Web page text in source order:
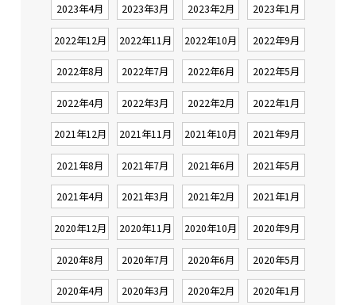
2023年4月 2023年3月 2023年2月 2023年1月
2022年12月 2022年11月 2022年10月 2022年9月
2022年8月 2022年7月 2022年6月 2022年5月
2022年4月 2022年3月 2022年2月 2022年1月
2021年12月 2021年11月 2021年10月 2021年9月
2021年8月 2021年7月 2021年6月 2021年5月
2021年4月 2021年3月 2021年2月 2021年1月
2020年12月 2020年11月 2020年10月 2020年9月
2020年8月 2020年7月 2020年6月 2020年5月
2020年4月 2020年3月 2020年2月 2020年1月